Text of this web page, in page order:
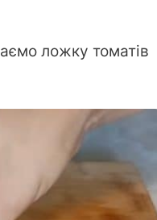
ложку томатів